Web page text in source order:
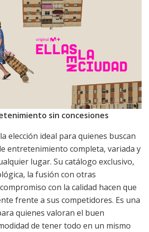
sin concesiones
elección ideal para quienes buscan
entretenimiento completa, variada y
lugar. Su catálogo exclusivo,
la fusión con otras
con la calidad hacen que
frente a sus competidores. Es una
quienes valoran el buen
de tener todo en un mismo